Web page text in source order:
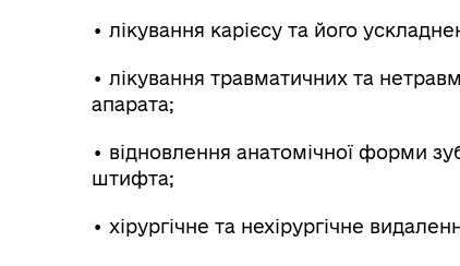
• лікування карієсу та його
• лікування травматичних та
апарата;
• відновлення анатомічної форми
штифта;
• хірургічне та нехірургічне